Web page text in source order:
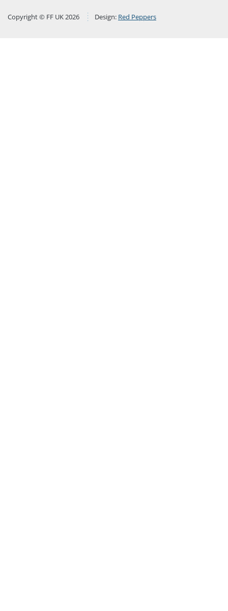
Copyright © FF UK 2026 Design: Red Peppers